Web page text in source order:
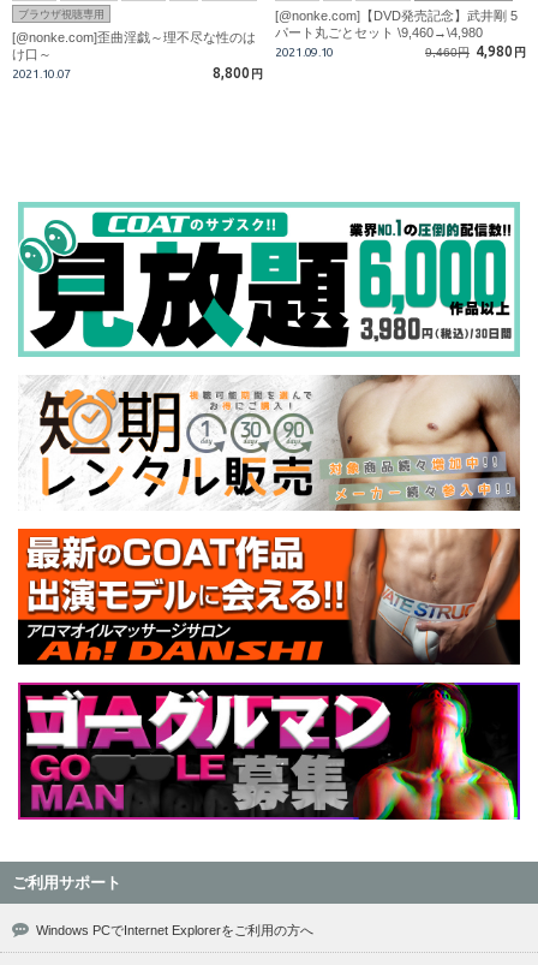
ブラウザ視聴専用
[@nonke.com]歪曲淫戯～理不尽な性のは
け口～
2021.10.07 8,800 円
[@nonke.com]【DVD発売記念】武井剛 5
パート丸ごとセット \9,460→\4,980
2021.09.10 9,460円 4,980 円
ご利用サポート
Windows PCでInternet Explorerをご利用の方へ